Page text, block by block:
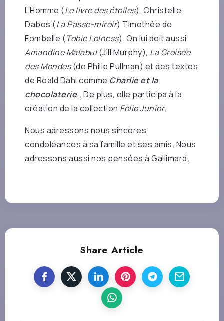
L’Homme (Le livre des étoiles), Christelle
Dabos (La Passe-miroir) Timothée de
Fombelle (Tobie Lolness). On lui doit aussi
Amandine Malabul(Jill Murphy), La Croisée
des Mondes(de Philip Pullman) et des textes
de Roald Dahl comme Charlie et la
chocolaterie… De plus, elle participa à la
création de la collection Folio Junior.
Nous adressons nous sincères
condoléances à sa famille et ses amis. Nous
adressons aussi nos pensées à Gallimard.
Share Article